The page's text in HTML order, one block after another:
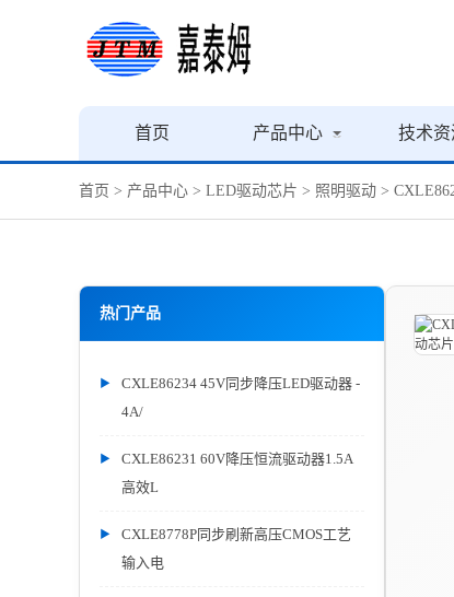
首页 产品中心 技术资
首页 > 产品中心 > LED驱动芯片 > 照明驱动 >
热门产品
CXLE86234 45V同步降压LED驱动器 -
4A/
CXLE86231 60V降压恒流驱动器1.5A
高效L
CXLE8778P同步刷新高压CMOS工艺
输入电